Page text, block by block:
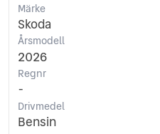
Märke
Skoda
Årsmodell
2026
Regnr
-
Drivmedel
Bensin